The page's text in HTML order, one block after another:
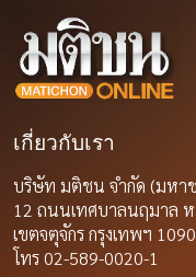
เกี่ยวกับเรา
บริษัท มติชน จำกัด (มหา
12 ถนนเทศบาลนฤมาล
เขตจตุจักร กรุงเทพฯ
โทร 02-589-0020-1